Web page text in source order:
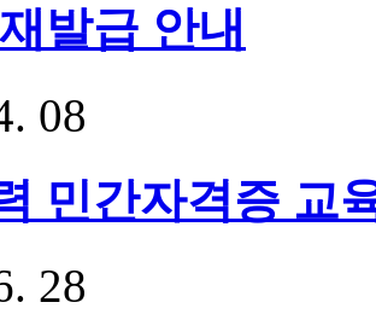
발급 안내
. 08
민간자격증 교
. 28